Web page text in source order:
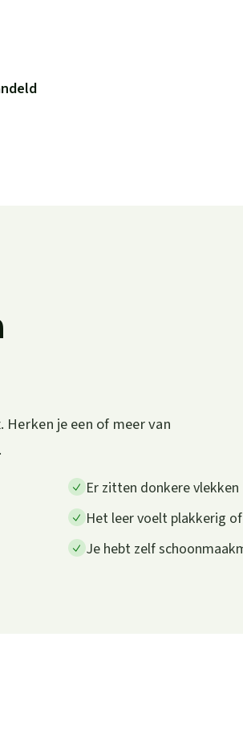
je een of meer van
Er zitten donkere
Het leer voelt plakkerig
Je hebt zelf